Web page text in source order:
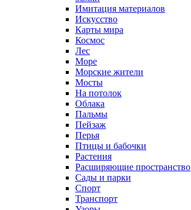
Имитация материалов
Искусство
Карты мира
Космос
Лес
Море
Морские жители
Мосты
На потолок
Облака
Пальмы
Пейзаж
Перья
Птицы и бабочки
Растения
Расширяющие пространство
Сады и парки
Спорт
Транспорт